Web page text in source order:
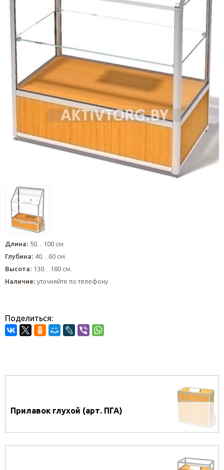
Длина: 50…100 см.
Глубина: 40…60 см.
Высота: 130…180 см.
Наличие: уточняйте по телефону
Поделиться:
Прилавок глухой (арт. ПГА)